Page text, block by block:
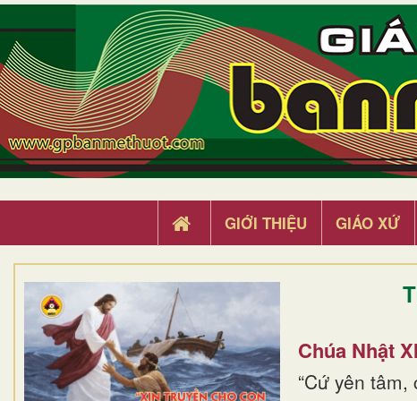
GIỚI THIỆU GIÁO XỨ
Chúa Nhật
“Cứ yên